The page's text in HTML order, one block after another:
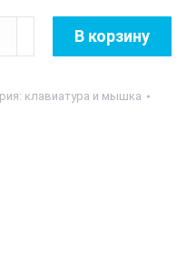
В корзину
клавиатура и мышка